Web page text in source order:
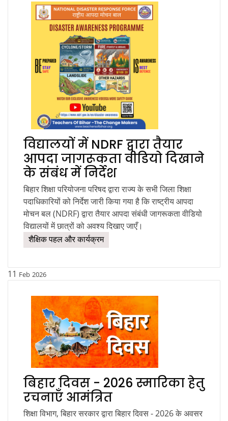
विद्यालयों में NDRF द्वारा तैयार
आपदा जागरूकता वीडियो दिखाने
के संबंध में निर्देश
बिहार शिक्षा परियोजना परिषद द्वारा राज्य के सभी जिला शिक्षा
पदाधिकारियों को निर्देश जारी किया गया है कि राष्ट्रीय आपदा
मोचन बल (NDRF) द्वारा तैयार आपदा संबंधी जागरूकता वीडियो
विद्यालयों में छात्रों को अवश्य दिखाए जाएँ।
शैक्षिक पहल और कार्यक्रम
11 Feb 2026
बिहार दिवस - 2026 स्मारिका हेतु
रचनाएँ आमंत्रित
शिक्षा विभाग, बिहार सरकार द्वारा बिहार दिवस - 2026 के अवसर